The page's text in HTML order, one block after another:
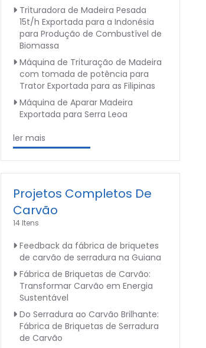
Trituradora de Madeira Pesada
15t/h Exportada para a Indonésia
para Produção de Combustível de
Biomassa
Máquina de Trituração de Madeira
com tomada de potência para
Trator Exportada para as Filipinas
Máquina de Aparar Madeira
Exportada para Serra Leoa
ler mais
Projetos Completos De
Carvão
14 Itens
Feedback da fábrica de briquetes
de carvão de serradura na Guiana
Fábrica de Briquetas de Carvão:
Transformar Carvão em Energia
Sustentável
Do Serradura ao Carvão Brilhante:
Fábrica de Briquetas de Serradura
de Carvão